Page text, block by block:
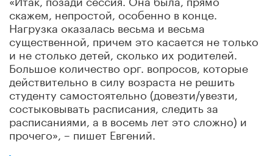
скажем, непростой, особенно в конце.
Нагрузка оказалась весьма и весьма
существенной, причем это касается не только
и не столько детей, сколько их родителей.
Большое количество орг. вопросов, которые
действительно в силу возраста не решить
студенту самостоятельно (довезти/увезти,
состыковывать расписания, следить за
расписаниями, а в восемь лет это сложно) и
прочего», – пишет Евгений.